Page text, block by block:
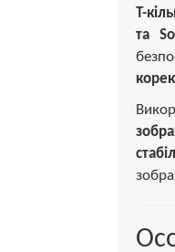
Т-
та